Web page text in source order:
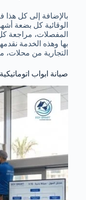
بالإضافة إلى كل هذا
الوقائية كل بضعة
المفصلات، مراجعة
بها وهذه الخدمة
التجارية من محلات،
صيانة ابواب